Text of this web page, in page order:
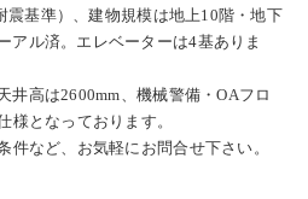
震基準）、建物規模は地上10階・地下
アル済。エレベーターは4基ありま
井高は2600mm、機械警備・OAフロ
様となっております。
件など、お気軽にお問合せ下さい。